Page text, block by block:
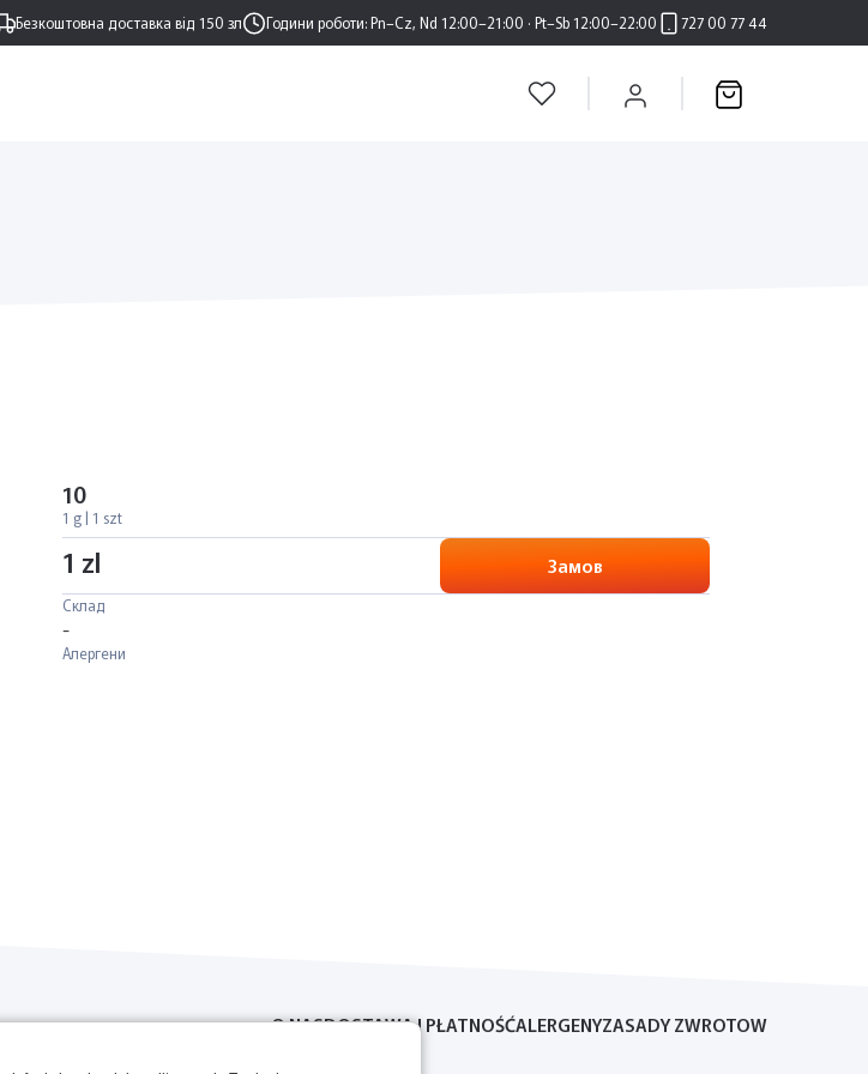
Безкоштовна доставка від 150 зл Години роботи:Pn–Cz, Nd 12:00–21:00 · Pt–Sb 12:00–22:00 727 00 77 44
10
1 g | 1 szt
1 zl Замов
Склад
-
Алергени
O NASDOSTAWA I PŁATNOŚĆALERGENYZASADY ZWROTOW